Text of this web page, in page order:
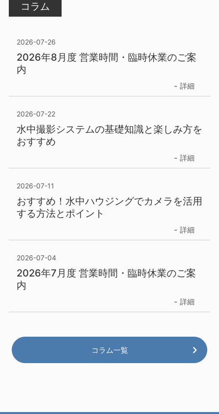
コラム
2026-07-26
2026年8月度 営業時間・臨時休業のご案
内
詳細
2026-07-22
水中撮影システムの基礎知識と楽しみ方を
おすすめ
詳細
2026-07-11
おすすめ！水中ハウジングでカメラを活用
する方法とポイント
詳細
2026-07-04
2026年7月度 営業時間・臨時休業のご案
内
詳細
コラム一覧